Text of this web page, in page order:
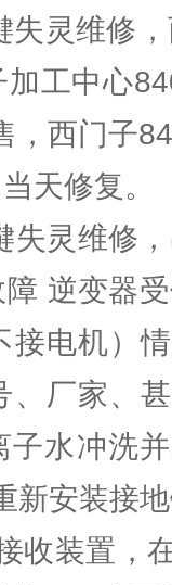
失灵维修
工中心
，西门子
天修复。
失灵维修
逆变器
接电机）
、厂家、
子水冲洗
新安装接
收装置，